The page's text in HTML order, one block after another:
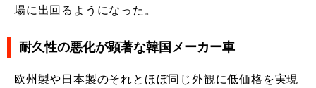
場に出回るようになった。
耐久性の悪化が顕著な韓国メーカー車
欧州製や日本製のそれとほぼ同じ外観に低価格を実現